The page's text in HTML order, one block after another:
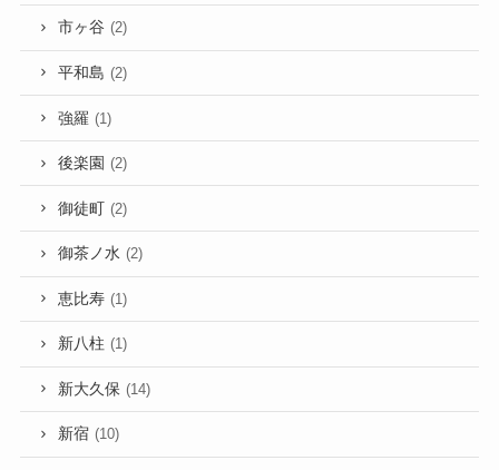
市ヶ谷 (2)
平和島 (2)
強羅 (1)
後楽園 (2)
御徒町 (2)
御茶ノ水 (2)
恵比寿 (1)
新八柱 (1)
新大久保 (14)
新宿 (10)